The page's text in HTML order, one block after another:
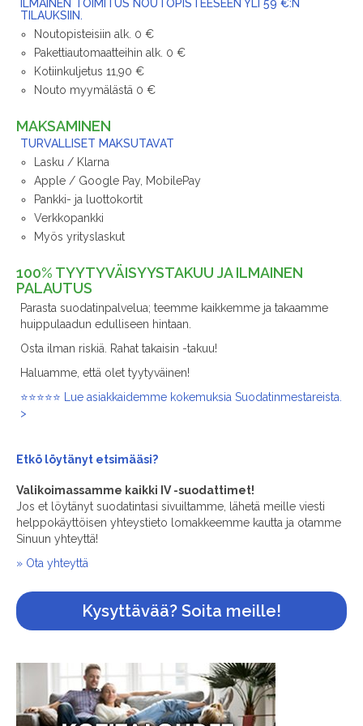
ILMAINEN TOIMITUS NOUTOPISTEESEEN YLI 59 €:N
TILAUKSIIN.
Noutopisteisiin alk. 0 €
Pakettiautomaatteihin alk. 0 €
Kotiinkuljetus 11,90 €
Nouto myymälästä 0 €
MAKSAMINEN
TURVALLISET MAKSUTAVAT
Lasku / Klarna
Apple / Google Pay, MobilePay
Pankki- ja luottokortit
Verkkopankki
Myös yrityslaskut
100% TYYTYVÄISYYSTAKUU JA ILMAINEN
PALAUTUS
Parasta suodatinpalvelua; teemme kaikkemme ja takaamme
huippulaadun edulliseen hintaan.
Osta ilman riskiä. Rahat takaisin -takuu!
Haluamme, että olet tyytyväinen!
⭐⭐⭐⭐⭐ Lue asiakkaidemme kokemuksia Suodatinmestareista.
>
Etkö löytänyt etsimääsi?
Valikoimassamme kaikki IV -suodattimet!
Jos et löytänyt suodatintasi sivuiltamme, lähetä meille viesti
helppokäyttöisen yhteystieto lomakkeemme kautta ja otamme
Sinuun yhteyttä!
» Ota yhteyttä
Kysyttävää? Soita meille!